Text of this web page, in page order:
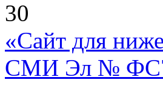
30
«Сайт для
СМИ Эл №